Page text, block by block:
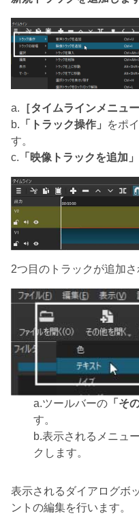
a. ［タイムラインメニュー
b. 「トラック操作」
をポ
す。
c. 「映像トラックを追加」
2つ目のトラックが追加さ
a.ツールバーの 「そ
す。
b.表示されるメニュ
クします。
表示されるダイアログボ
ントの編集を行います。